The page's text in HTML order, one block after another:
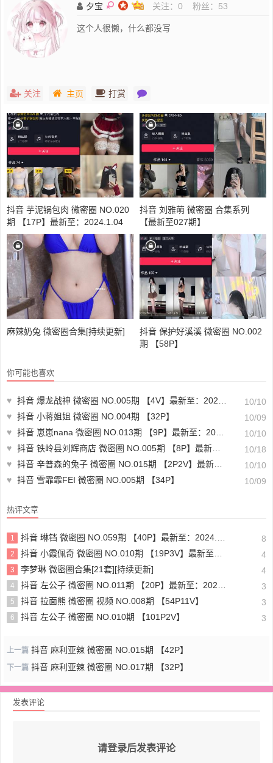
夕宝 关注： 0 粉丝： 53
这个人很懒，什么都没写
关注 主页 打赏
抖音 芋泥锅包肉 微密圈 NO.020
期 【17P】最新至：2024.1.04
抖音 刘雅萌 微密圈 合集系列
【最新至027期】
麻辣奶兔 微密圈合集[持续更新]
抖音 保护好溪溪 微密圈 NO.002
期 【58P】
你可能也喜欢
♥ 抖音 爆龙战神 微密圈 NO.005期 【4V】最新至：2023.6.3
10/10
♥ 抖音 小蒋姐姐 微密圈 NO.004期 【32P】
10/09
♥ 抖音 崽崽nana 微密圈 NO.013期 【9P】最新至：2023.6.2
10/10
♥ 抖音 铁岭县刘辉商店 微密圈 NO.005期 【8P】最新至：2023.10.16
10/18
♥ 抖音 辛普森的兔子 微密圈 NO.015期 【2P2V】最新至：2023.6.15
10/10
♥ 抖音 雪霏霏FEI 微密圈 NO.005期 【34P】 10/09
热评文章
1 抖音 琳铛 微密圈 NO.059期 【40P】最新至：2024.1.10 8
2 抖音 小霞佩奇 微密圈 NO.010期 【19P3V】最新至：2025.5.26 4
3 李梦琳 微密圈合集[21套][持续更新] 4
4 抖音 左公子 微密圈 NO.011期 【20P】最新至：2024.5.13 3
5 抖音 拉面熊 微密圈 视频 NO.008期 【54P11V】 3
6 抖音 左公子 微密圈 NO.010期 【101P2V】 3
上一篇 抖音 麻利亚辣 微密圈 NO.015期 【42P】
下一篇 抖音 麻利亚辣 微密圈 NO.017期 【32P】
发表评论
请登录后发表评论